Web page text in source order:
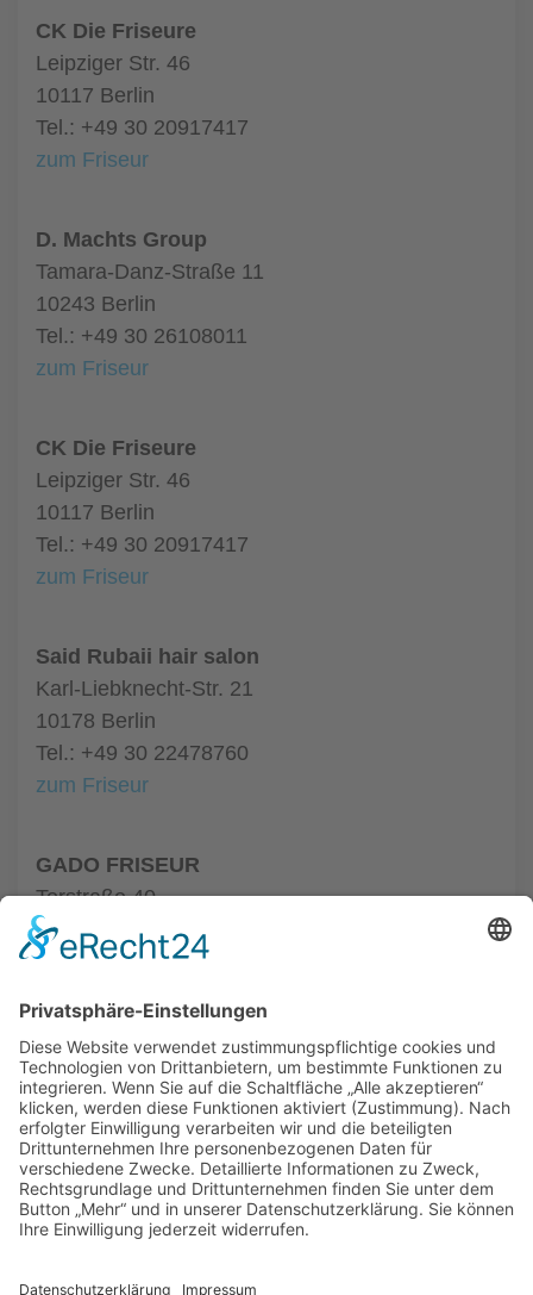
CK Die Friseure
Leipziger Str. 46
10117 Berlin
Tel.: +49 30 20917417
zum Friseur
D. Machts Group
Tamara-Danz-Straße 11
10243 Berlin
Tel.: +49 30 26108011
zum Friseur
CK Die Friseure
Leipziger Str. 46
10117 Berlin
Tel.: +49 30 20917417
zum Friseur
Said Rubaii hair salon
Karl-Liebknecht-Str. 21
10178 Berlin
Tel.: +49 30 22478760
zum Friseur
GADO FRISEUR
Torstraße 40
10119 Berlin
Tel.: +49 30 64460121
ALLGEMEIN
FRISEURE